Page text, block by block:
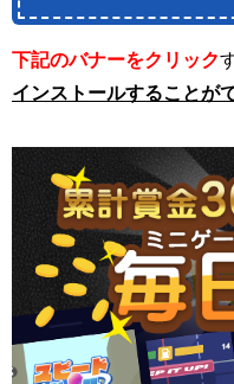
下記のバナーをクリック
インストールすることが